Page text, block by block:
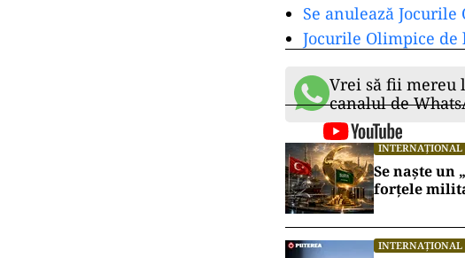
Se anulează
Jocurile Olimpice
Vrei să fii mereu
canalul de
INTERNAȚIONAL
Se naște un
forțele
INTERNAȚIONAL